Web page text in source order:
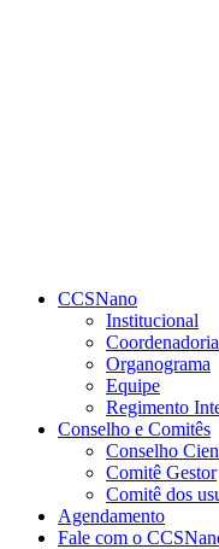
CCSNano
Institucional
Coordenadoria
Organograma
Equipe
Regimento
Conselho e Comitês
Conselho
Comitê Gestor
Comitê dos
Agendamento
Fale com o